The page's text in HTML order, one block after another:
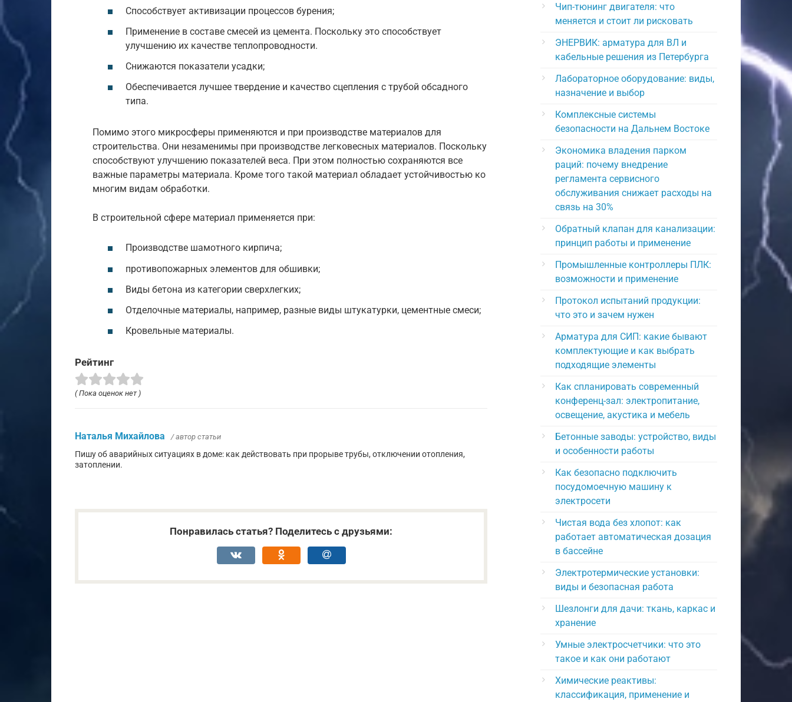
Способствует активизации процессов бурения;
Применение в составе смесей из цемента. Поскольку это способствует
улучшению их качестве теплопроводности.
Снижаются показатели усадки;
Обеспечивается лучшее твердение и качество сцепления с трубой обсадного
типа.
Помимо этого микросферы применяются и при производстве материалов для
строительства. Они незаменимы при производстве легковесных материалов. Поскольку
способствуют улучшению показателей веса. При этом полностью сохраняются все
важные параметры материала. Кроме того такой материал обладает устойчивостью ко
многим видам обработки.
В строительной сфере материал применяется при:
Производстве шамотного кирпича;
противопожарных элементов для обшивки;
Виды бетона из категории сверхлегких;
Отделочные материалы, например, разные виды штукатурки, цементные смеси;
Кровельные материалы.
Рейтинг
( Пока оценок нет )
Наталья Михайлова / автор статьи
Пишу об аварийных ситуациях в доме: как действовать при прорыве трубы, отключении отопления,
затоплении.
Понравилась статья? Поделитесь с друзьями:
Чип-тюнинг двигателя: что
меняется и стоит ли рисковать
ЭНЕРВИК: арматура для ВЛ и
кабельные решения из Петербурга
Лабораторное оборудование: виды,
назначение и выбор
Комплексные системы
безопасности на Дальнем Востоке
Экономика владения парком
раций: почему внедрение
регламента сервисного
обслуживания снижает расходы на
связь на 30%
Обратный клапан для канализации:
принцип работы и применение
Промышленные контроллеры ПЛК:
возможности и применение
Протокол испытаний продукции:
что это и зачем нужен
Арматура для СИП: какие бывают
комплектующие и как выбрать
подходящие элементы
Как спланировать современный
конференц-зал: электропитание,
освещение, акустика и мебель
Бетонные заводы: устройство, виды
и особенности работы
Как безопасно подключить
посудомоечную машину к
электросети
Чистая вода без хлопот: как
работает автоматическая дозация
в бассейне
Электротермические установки:
виды и безопасная работа
Шезлонги для дачи: ткань, каркас и
хранение
Умные электросчетчики: что это
такое и как они работают
Химические реактивы:
классификация, применение и